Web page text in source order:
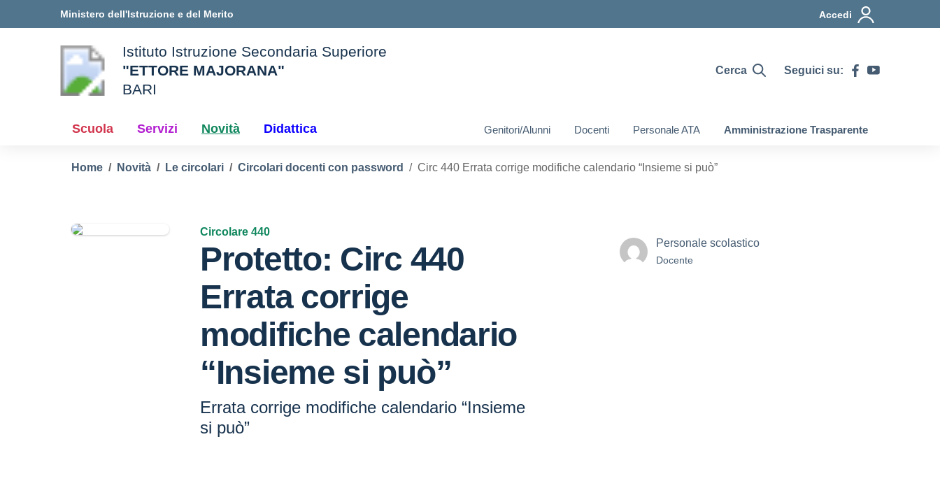
Ministero dell'Istruzione e del Merito Accedi
scuola
Istituto Istruzione Secondaria Superiore
"ETTORE MAJORANA"
BARI
Cerca Seguici su:
Scuola Servizi Novità Didattica Genitori/Alunni Docenti Personale ATA Amministrazione Trasparente
Home Novità Le circolari Circolari docenti con password Circ 440 Errata corrige modifiche calendario “Insieme si può”
Circolare 440
Protetto: Circ 440
Errata corrige
modifiche calendario
“Insieme si può”
Errata corrige modifiche calendario “Insieme
si può”
Personale scolastico
Docente